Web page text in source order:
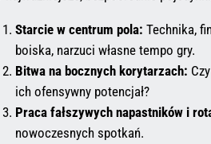
Starcie w centrum pola: Technika,
boiska, narzuci własne tempo gry.
Bitwa na bocznych korytarzach:
ich ofensywny potencjał?
Praca fałszywych napastników i
nowoczesnych spotkań.